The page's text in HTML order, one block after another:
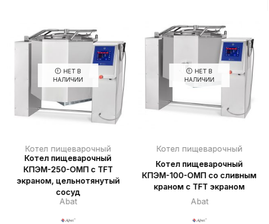
НЕТ В
НАЛИЧИИ
Котел пищеварочный
Котел пищеварочный
КПЭМ-250-ОМП с TFT
экраном, цельнотянутый
сосуд
Abat
НЕТ В
НАЛИЧИИ
Котел пищеварочный
Котел пищеварочный
КПЭМ-100-ОМП со сливным
краном с TFT экраном
Abat